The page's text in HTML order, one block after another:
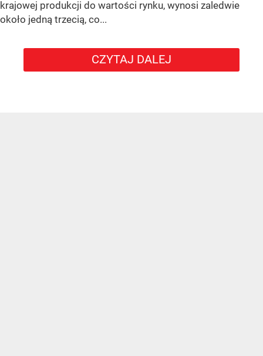
krajowej produkcji do wartości rynku, wynosi zaledwie
około jedną trzecią, co...
CZYTAJ DALEJ